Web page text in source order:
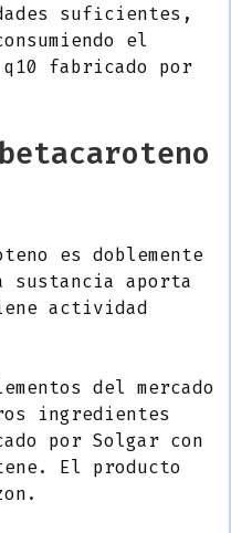
suficientes,
el
q10 fabricado por
es doblemente
sustancia aporta
actividad
del mercado
ingredientes
por Solgar con
El producto